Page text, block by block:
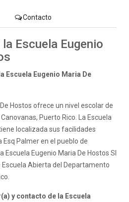
Contacto
Escuela Eugenio
Escuela Eugenio Maria De
Hostos ofrece un nivel escolar de
Puerto Rico. La Escuela
localizada sus facilidades
Palmer en el pueblo de
Escuela Eugenio Maria De Hostos SI
Abierta del Departamento
y contacto de la Escuela